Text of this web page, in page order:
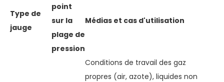
Type de
jauge
point
sur la
plage de
pression
Médias et cas d'utilisation
Conditions de travail des gaz
propres (air, azote), liquides non